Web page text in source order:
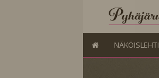
NÄKÖISLEHTI